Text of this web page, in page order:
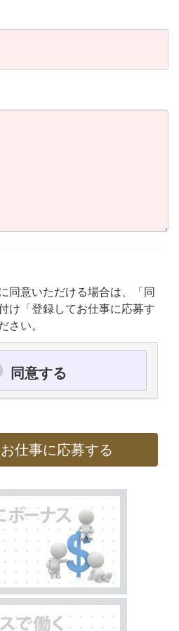
同意いただける場合は、「同
け「登録してお仕事に応募す
さい。
同意する